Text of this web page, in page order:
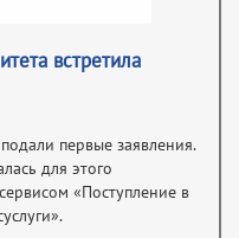
встретила
первые заявления.
для этого
«Поступление в